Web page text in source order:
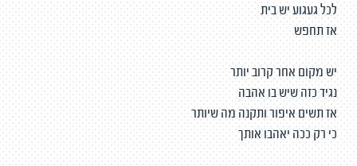
לכל געגוע יש בית
אז תחפש
יש מקום אחר קרוב יותר
נגיד כזה שיש בו אהבה
אז תשים איפור ותקנה מה שיותר
כי רק ככה יאהבו אותך